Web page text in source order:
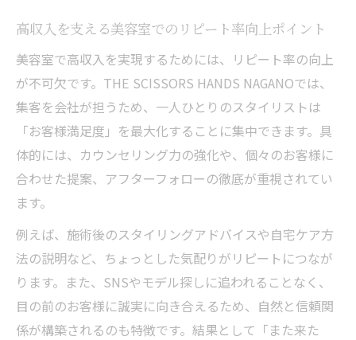
高収入を支える美容室でのリピート率向上ポイント
美容室で高収入を実現するためには、リピート率の向上
が不可欠です。THE SCISSORS HANDS NAGANOでは、
集客を会社が担うため、一人ひとりのスタイリストは
「お客様満足度」を最大化することに集中できます。具
体的には、カウンセリング力の強化や、個々のお客様に
合わせた提案、アフターフォローの徹底が重視されてい
ます。
例えば、施術後のスタイリングアドバイスや自宅ケア方
法の説明など、ちょっとした気配りがリピートにつなが
ります。また、SNSやモデル探しに追われることなく、
目の前のお客様に誠実に向き合えるため、自然と信頼関
係が構築されるのも特徴です。結果として「また来た